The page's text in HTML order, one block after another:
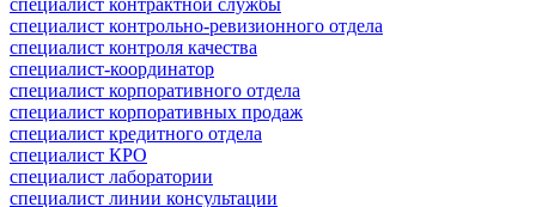
специалист контрольно-ревизионного отдела
специалист контроля качества
специалист-координатор
специалист корпоративного отдела
специалист корпоративных продаж
специалист кредитного отдела
специалист КРО
специалист лаборатории
специалист линии консультации